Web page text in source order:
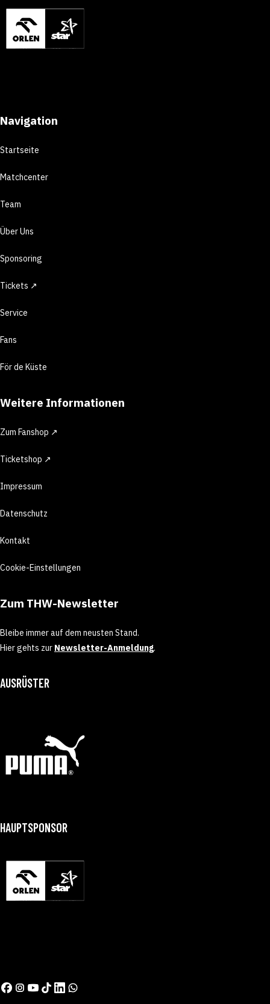
Navigation
Startseite
Matchcenter
Team
Über Uns
Sponsoring
Tickets ↗
Service
Fans
För de Küste
Weitere Informationen
Zum Fanshop ↗
Ticketshop ↗
Impressum
Datenschutz
Kontakt
Cookie-Einstellungen
Zum THW-Newsletter
Bleibe immer auf dem neusten Stand.
Hier gehts zur Newsletter-Anmeldung.
AUSRÜSTER
HAUPTSPONSOR